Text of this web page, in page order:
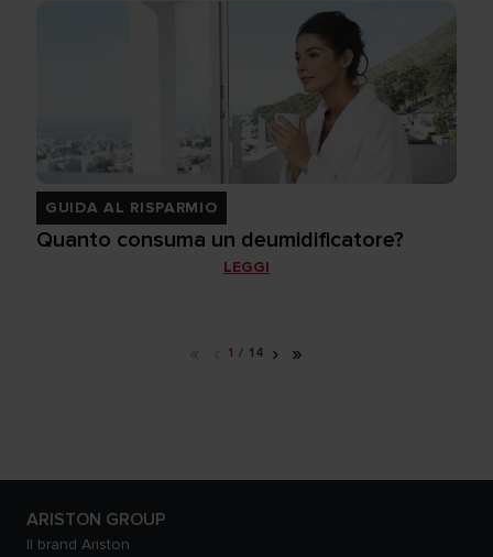
GUIDA AL RISPARMIO
Quanto consuma un deumidificatore?
LEGGI
1 / 14 › »
ARISTON GROUP
Il brand Ariston